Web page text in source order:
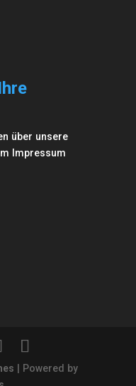
über unsere
Impressum
| Powered by